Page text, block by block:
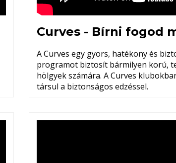
Curves - Bírni fogod
A Curves egy gyors, hatékony és
programot biztosít bármilyen korú,
hölgyek számára. A Curves
társul a biztonságos edzéssel.